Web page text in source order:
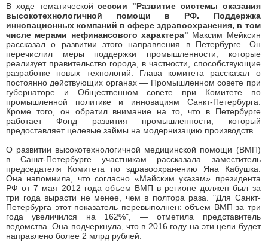
В ходе тематическойсессии "Развитие системы оказания
высокотехнологичной помощи в РФ. Поддержка
инновационных компаний в сфере здравоохранения, в том
числе мерами нефинансового характера" Максим Мейксин
рассказал о развитии этого направления в Петербурге. Он
перечислил меры поддержки промышленности, которые
реализует правительство города, в частности, способствующие
разработке новых технологий. Глава комитета рассказал о
постоянно действующих органах — Промышленном совете при
губернаторе и Общественном совете при Комитете по
промышленной политике и инновациям Санкт-Петербурга.
Кроме того, он обратил внимание на то, что в Петербурге
работает Фонд развития промышленности, который
предоставляет целевые займы на модернизацию производств.
О развитии высокотехнологичной медицинской помощи (ВМП)
в Санкт-Петербурге участникам рассказала заместитель
председателя Комитета по здравоохранению Яна Кабушка.
Она напомнила, что согласно «Майским указам» президента
РФ от 7 мая 2012 года объем ВМП в регионе должен был за
три года вырасти не менее, чем в полтора раза. "Для Санкт-
Петербурга этот показатель перевыполнен: объем ВМП за три
года увеличился на 162%", — отметила представитель
ведомства. Она подчеркнула, что в 2016 году на эти цели будет
направлено более 2 млрд рублей.